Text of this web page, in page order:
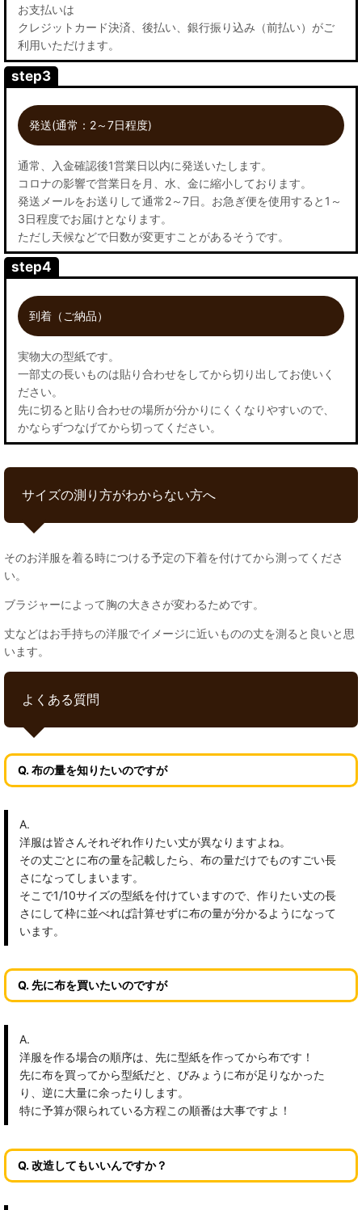
お支払いは
クレジットカード決済、後払い、銀行振り込み（前払い）がご
利用いただけます。
step3
発送(通常：2～7日程度)
通常、入金確認後1営業日以内に発送いたします。
コロナの影響で営業日を月、水、金に縮小しております。
発送メールをお送りして通常2～7日。お急ぎ便を使用すると1～
3日程度でお届けとなります。
ただし天候などで日数が変更すことがあるそうです。
step4
到着（ご納品）
実物大の型紙です。
一部丈の長いものは貼り合わせをしてから切り出してお使いく
ださい。
先に切ると貼り合わせの場所が分かりにくくなりやすいので、
かならずつなげてから切ってください。
サイズの測り方がわからない方へ
そのお洋服を着る時につける予定の下着を付けてから測ってくださ
い。
ブラジャーによって胸の大きさが変わるためです。
丈などはお手持ちの洋服でイメージに近いものの丈を測ると良いと思
います。
よくある質問
Q. 布の量を知りたいのですが
A.
洋服は皆さんそれぞれ作りたい丈が異なりますよね。
その丈ごとに布の量を記載したら、布の量だけでものすごい長
さになってしまいます。
そこで1/10サイズの型紙を付けていますので、作りたい丈の長
さにして枠に並べれば計算せずに布の量が分かるようになって
います。
Q. 先に布を買いたいのですが
A.
洋服を作る場合の順序は、先に型紙を作ってから布です！
先に布を買ってから型紙だと、びみょうに布が足りなかった
り、逆に大量に余ったりします。
特に予算が限られている方程この順番は大事ですよ！
Q. 改造してもいいんですか？